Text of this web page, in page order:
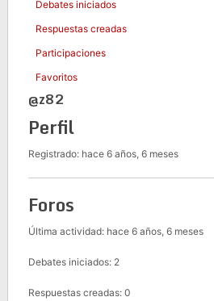
Debates iniciados
Respuestas creadas
Participaciones
Favoritos
@z82
Perfil
Registrado: hace 6 años, 6 meses
Foros
Última actividad: hace 6 años, 6 meses
Debates iniciados: 2
Respuestas creadas: 0